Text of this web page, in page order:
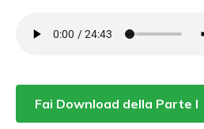
Fai Download della Parte I